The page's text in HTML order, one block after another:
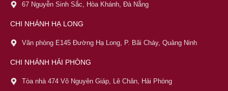
67 Nguyễn Sinh Sắc, Hòa Khánh, Đà Nẵng
CHI NHÁNH HẠ LONG
Văn phòng E145 Đường Hạ Long, P. Bãi Cháy, Quảng Ninh
CHI NHÁNH HẢI PHÒNG
Tòa nhà 474 Võ Nguyên Giáp, Lê Chân, Hải Phòng